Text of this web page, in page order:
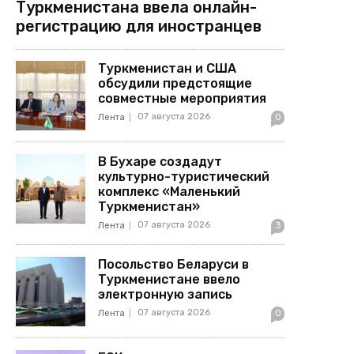
Туркменистана ввела онлайн-
регистрацию для иностранцев
Туркменистан и США
обсудили предстоящие
совместные мероприятия
Лента 07 августа 2026 0
В Бухаре создадут
культурно-туристический
комплекс «Маленький
Туркменистан»
Лента 07 августа 2026 3
Посольство Беларуси в
Туркменистане ввело
электронную запись
Лента 07 августа 2026 0